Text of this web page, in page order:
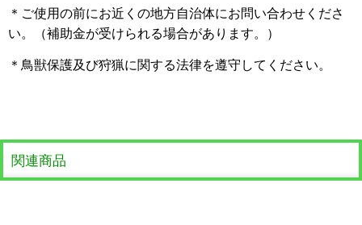
＊ご使用の前にお近くの地方自治体にお問い合わせくださ
い。（補助金が受けられる場合があります。）
＊鳥獣保護及び狩猟に関する法律を遵守してください。
関連商品